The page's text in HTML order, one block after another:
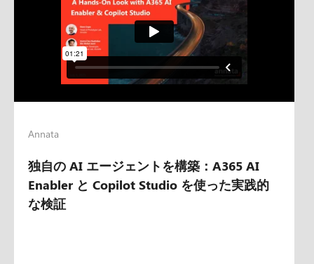
Annata
独自の AI エージェントを構築：A365 AI
Enabler と Copilot Studio を使った実践的
な検証